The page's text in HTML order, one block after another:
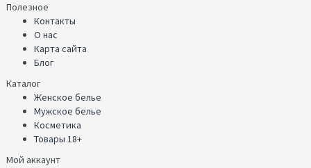
Полезное
Контакты
О нас
Карта сайта
Блог
Каталог
Женское белье
Мужское белье
Косметика
Товары 18+
Мой аккаунт